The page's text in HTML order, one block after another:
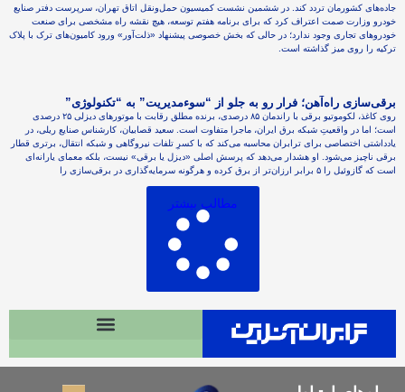
جاده‌های کشورمان تردد کند. در ششمین نشست کمیسیون حمل‌ونقل اتاق تهران، سرپرست دفتر صنایع
خودرو وزارت صمت اعتراف کرد که برای برنامه هفتم توسعه، هیچ نقشه راه مشخصی برای صنعت
خودروهای تجاری وجود ندارد؛ در حالی که بخش خصوصی پیشنهاد «ذلت‌آور» ورود کامیون‌های ترک با پلاک
ترکیه را روی میز گذاشته است.
برقی‌سازی راه‌آهن؛ فرار رو به جلو از “سوءمدیریت” به “تکنولوژی”
روی کاغذ، لکوموتیو برقی با راندمان ۸۵ درصدی، برنده مطلق رقابت با موتورهای دیزلی ۲۵ درصدی
است؛ اما در واقعیتِ شبکه برق ایران، ماجرا متفاوت است. سعید قصابیان، کارشناس صنایع ریلی، در
یادداشتی اختصاصی برای ترابران محاسبه می‌کند که با کسرِ تلفات نیروگاهی و شبکه انتقال، برتری قطار
برقی ناچیز می‌شود. او هشدار می‌دهد که پرسش اصلی «دیزل یا برقی» نیست، بلکه معمای یارانه‌ای
است که گازوئیل را ۵ برابر ارزان‌تر از برق کرده و هرگونه سرمایه‌گذاری در برقی‌سازی را
مطالب بیشتر